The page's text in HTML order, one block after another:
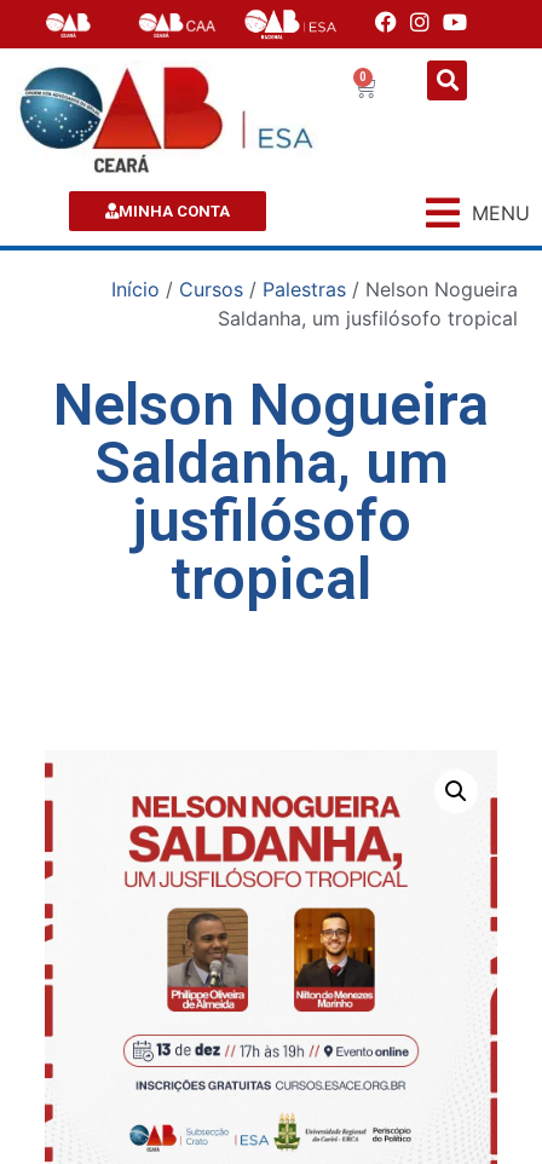
0
MINHA CONTA MENU
Início / Cursos / Palestras / Nelson Nogueira
Saldanha, um jusfilósofo tropical
Nelson Nogueira
Saldanha, um
jusfilósofo
tropical